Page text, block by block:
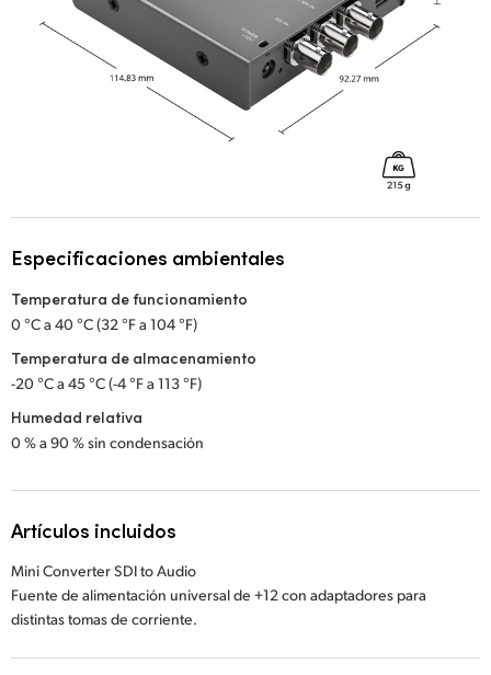
Especificaciones ambientales
Temperatura de funcionamiento
0 °C a 40 °C (32 °F a 104 °F)
Temperatura de almacenamiento
-20 °C a 45 °C (-4 °F a 113 °F)
Humedad relativa
0 % a 90 % sin condensación
Artículos incluidos
Mini Converter SDI to Audio
Fuente de alimentación universal de +12 con adaptadores para
distintas tomas de corriente.